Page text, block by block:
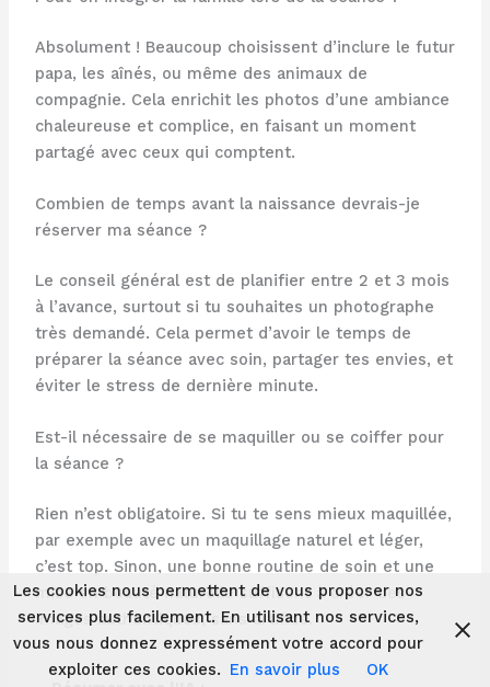
Absolument ! Beaucoup choisissent d’inclure le futur
papa, les aînés, ou même des animaux de
compagnie. Cela enrichit les photos d’une ambiance
chaleureuse et complice, en faisant un moment
partagé avec ceux qui comptent.
Combien de temps avant la naissance devrais-je
réserver ma séance ?
Le conseil général est de planifier entre 2 et 3 mois
à l’avance, surtout si tu souhaites un photographe
très demandé. Cela permet d’avoir le temps de
préparer la séance avec soin, partager tes envies, et
éviter le stress de dernière minute.
Est-il nécessaire de se maquiller ou se coiffer pour
la séance ?
Rien n’est obligatoire. Si tu te sens mieux maquillée,
par exemple avec un maquillage naturel et léger,
c’est top. Sinon, une bonne routine de soin et une
mise en beauté naturelle suffisent à créer des
images authentiques, sans artifice.
Les cookies nous permettent de vous proposer nos
services plus facilement. En utilisant nos services,
vous nous donnez expressément votre accord pour
exploiter ces cookies. En savoir plus OK